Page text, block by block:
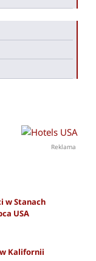
Reklama
w Stanach
USA
Kalifornii